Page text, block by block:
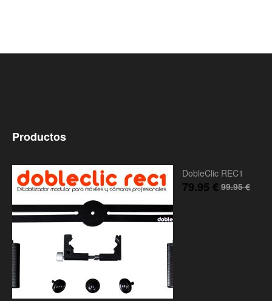
Productos
DobleClic REC1
99.95€
79.95 €